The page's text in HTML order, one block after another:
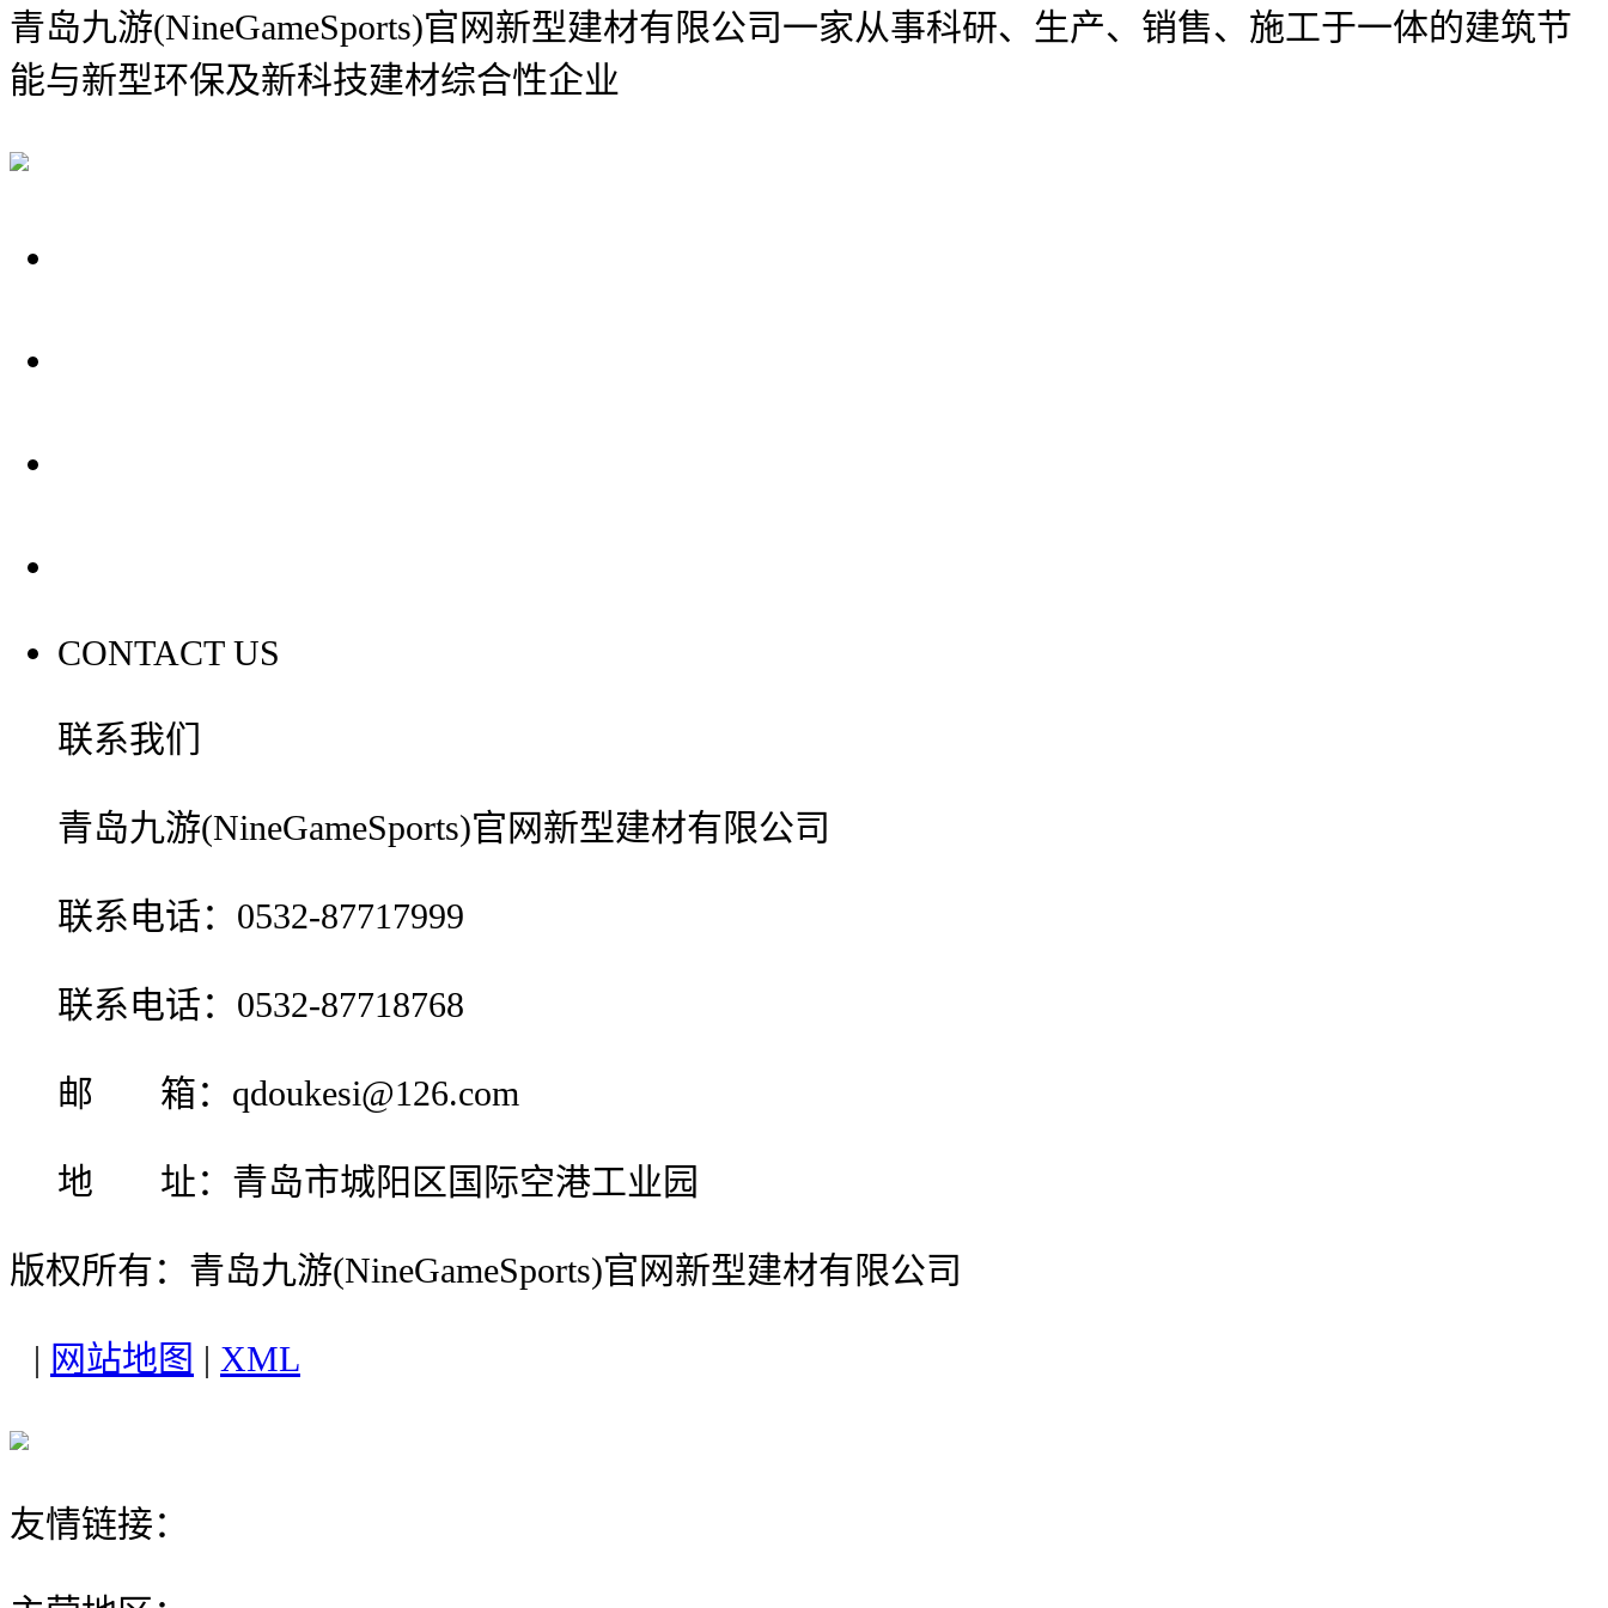
青岛九游(NineGameSports)官网新型建材有限公司一家从事科研、生产、销售、施工于一体的建筑节
能与新型环保及新科技建材综合性企业
CONTACT US
联系我们
青岛九游(NineGameSports)官网新型建材有限公司
联系电话：0532-87717999
联系电话：0532-87718768
邮 箱：qdoukesi@126.com
地 址：青岛市城阳区国际空港工业园
版权所有：青岛九游(NineGameSports)官网新型建材有限公司
| 网站地图 | XML
友情链接：